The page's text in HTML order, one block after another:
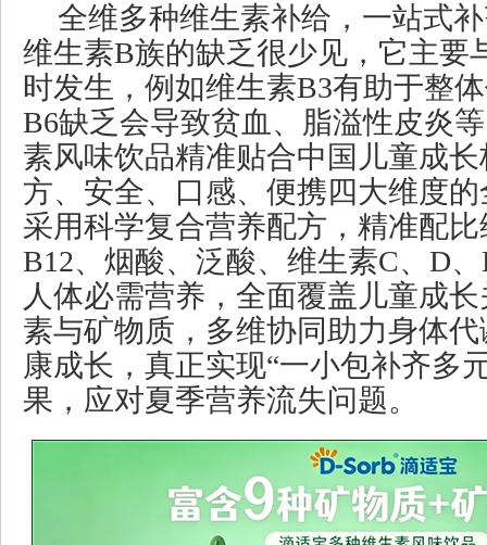
全维多种维生素补给，一站式
维生素B族的缺乏很少见，它主要
时发生，例如维生素B3有助于整
B6缺乏会导致贫血、脂溢性皮炎
素风味饮品精准贴合中国儿童成
方、安全、口感、便携四大维度
采用科学复合营养配方，精准配
B12、烟酸、泛酸、维生素C、D
人体必需营养，全面覆盖儿童成
素与矿物质，多维协同助力身体
康成长，真正实现“一小包补齐多
果，应对夏季营养流失问题。